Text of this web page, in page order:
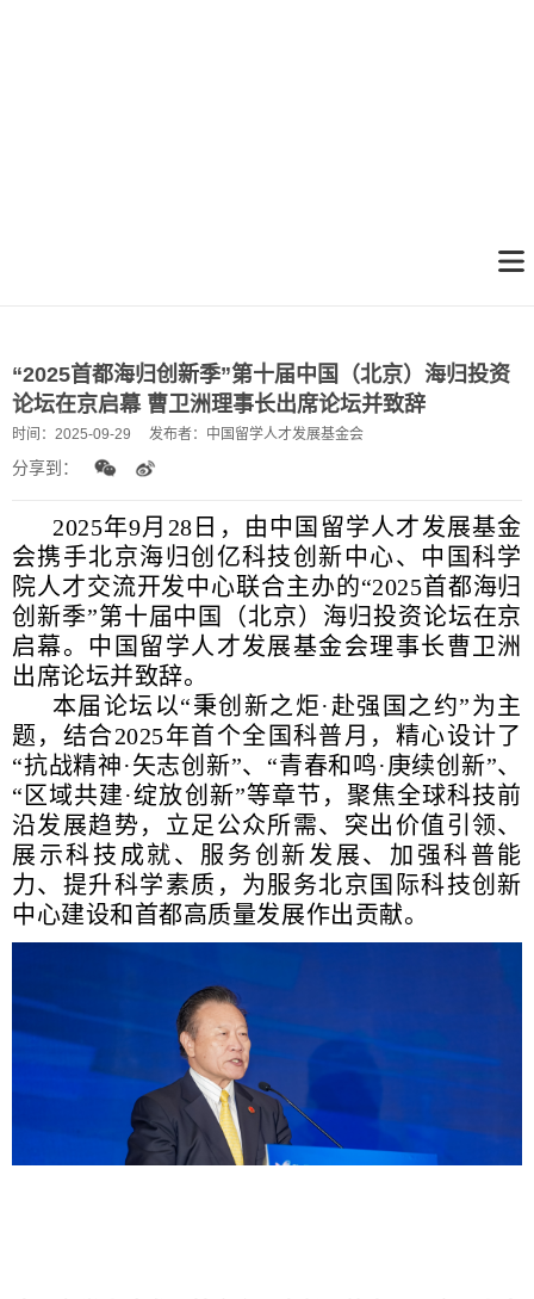
“2025首都海归创新季”第十届中国（北京）海归投资
论坛在京启幕 曹卫洲理事长出席论坛并致辞
时间： 2025-09-29 发布者： 中国留学人才发展基金会
分享到：
2025年9月28日，由中国留学人才发展基金
会携手北京海归创亿科技创新中心、中国科学
院人才交流开发中心联合主办的“2025首都海归
创新季”第十届中国（北京）海归投资论坛在京
启幕。中国留学人才发展基金会理事长曹卫洲
出席论坛并致辞。
本届论坛以“秉创新之炬·赴强国之约”为主
题，结合2025年首个全国科普月，精心设计了
“抗战精神·矢志创新”、“青春和鸣·庚续创新”、
“区域共建·绽放创新”等章节，聚焦全球科技前
沿发展趋势，立足公众所需、突出价值引领、
展示科技成就、服务创新发展、加强科普能
力、提升科学素质，为服务北京国际科技创新
中心建设和首都高质量发展作出贡献。